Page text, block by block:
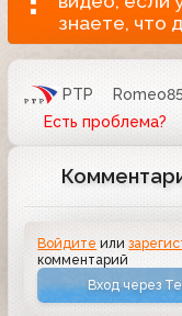
знаете, что
РТР
Есть проблема?
Войдите или
комментарий
Вход через